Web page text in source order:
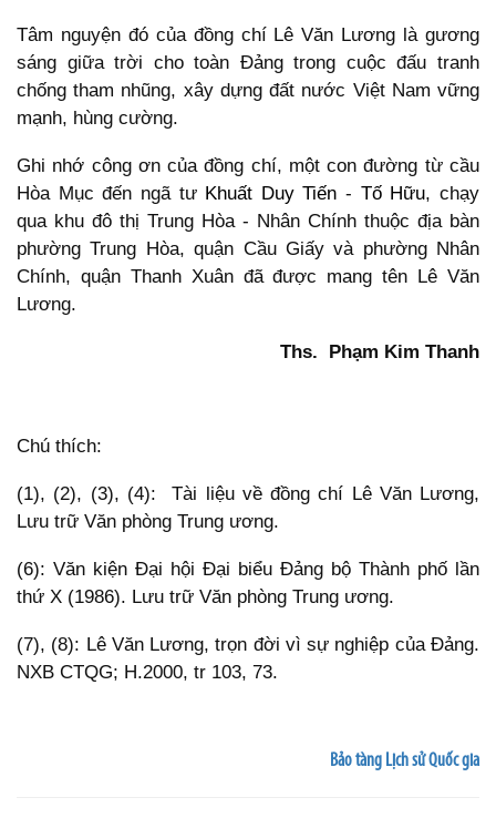
Tâm nguyện đó của đồng chí Lê Văn Lương là gương
sáng giữa trời cho toàn Đảng trong cuộc đấu tranh
chống tham nhũng, xây dựng đất nước Việt Nam vững
mạnh, hùng cường.
Ghi nhớ công ơn của đồng chí, một con đường từ cầu
Hòa Mục đến ngã tư Khuất Duy Tiến - Tố Hữu, chạy
qua khu đô thị Trung Hòa - Nhân Chính thuộc địa bàn
phường Trung Hòa, quận Cầu Giấy và phường Nhân
Chính, quận Thanh Xuân đã được mang tên Lê Văn
Lương.
Ths. Phạm Kim Thanh
Chú thích:
(1), (2), (3), (4): Tài liệu về đồng chí Lê Văn Lương,
Lưu trữ Văn phòng Trung ương.
(6): Văn kiện Đại hội Đại biểu Đảng bộ Thành phố lần
thứ X (1986). Lưu trữ Văn phòng Trung ương.
(7), (8): Lê Văn Lương, trọn đời vì sự nghiệp của Đảng.
NXB CTQG; H.2000, tr 103, 73.
Bảo tàng Lịch sử Quốc gia